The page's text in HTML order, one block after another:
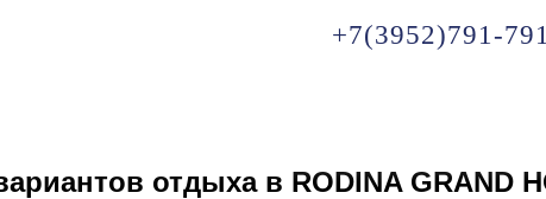
+7(3952)791-791
отдыха в RODINA GRAND